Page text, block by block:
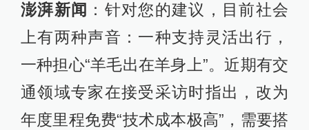
澎湃新闻 ：针对您的建议，目前社会
上有两种声音：一种支持灵活出行，
一种担心“羊毛出在羊身上”。近期有交
通领域专家在接受采访时指出，改为
年度里程免费“技术成本极高”，需要搭